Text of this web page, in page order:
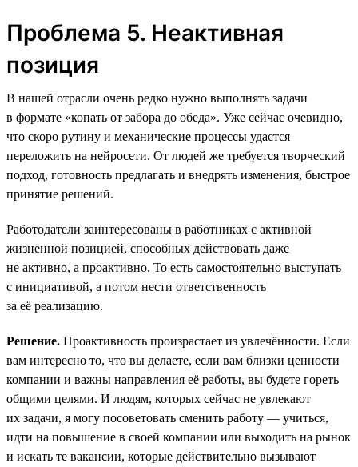
Проблема 5. Неактивная
позиция
В нашей отрасли очень редко нужно выполнять задачи
в формате «копать от забора до обеда». Уже сейчас очевидно,
что скоро рутину и механические процессы удастся
переложить на нейросети. От людей же требуется творческий
подход, готовность предлагать и внедрять изменения, быстрое
принятие решений.
Работодатели заинтересованы в работниках с активной
жизненной позицией, способных действовать даже
не активно, а проактивно. То есть самостоятельно выступать
с инициативой, а потом нести ответственность
за её реализацию.
Решение. Проактивность произрастает из увлечённости. Если
вам интересно то, что вы делаете, если вам близки ценности
компании и важны направления её работы, вы будете гореть
общими целями. И людям, которых сейчас не увлекают
их задачи, я могу посоветовать сменить работу — учиться,
идти на повышение в своей компании или выходить на рынок
и искать те вакансии, которые действительно вызывают